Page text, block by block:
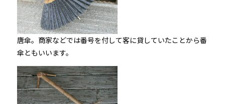
唐傘。商家などでは番号を付して客に貸していたことから番
傘ともいいます。